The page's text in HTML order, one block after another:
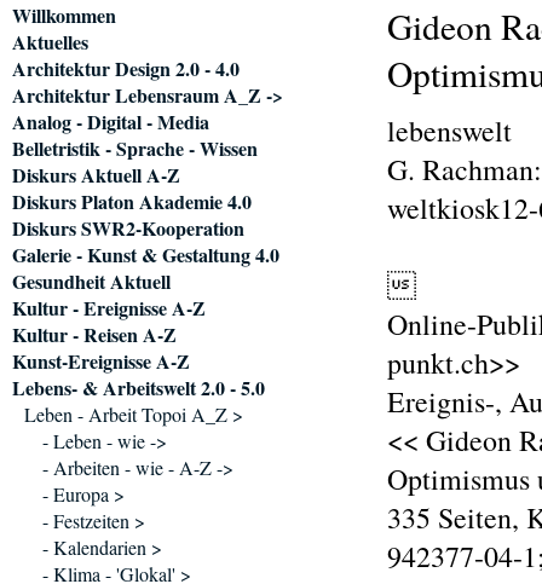
Gideon
lebenswelt
G.
Online-
punkt.ch>>
Ereignis-,
<< Gideon
Optimismus
335 Seiten,
942377-04-
Navigation
überspringen
Willkommen
Aktuelles
Architektur Design 2.0 - 4.0
Architektur Lebensraum A_Z ->
Analog - Digital - Media
Belletristik - Sprache - Wissen
Diskurs Aktuell A-Z
Diskurs Platon Akademie 4.0
Diskurs SWR2-Kooperation
Galerie - Kunst & Gestaltung 4.0
Gesundheit Aktuell
Kultur - Ereignisse A-Z
Kultur - Reisen A-Z
Kunst-Ereignisse A-Z
Lebens- & Arbeitswelt 2.0 - 5.0
Leben - Arbeit Topoi A_Z >
- Leben - wie ->
- Arbeiten - wie - A-Z ->
- Europa >
- Festzeiten >
- Kalendarien >
- Klima - 'Glokal' >